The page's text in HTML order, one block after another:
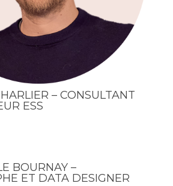
– CONSULTANT
ESS
BOURNAY –
ET DATA DESIGNER